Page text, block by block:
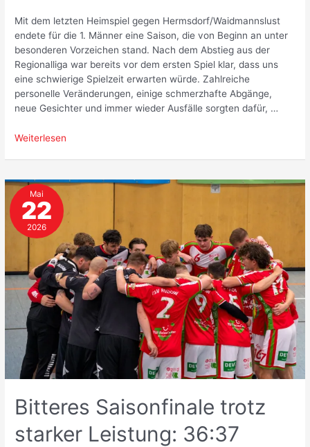
Mit dem letzten Heimspiel gegen Hermsdorf/Waidmannslust
endete für die 1. Männer eine Saison, die von Beginn an unter
besonderen Vorzeichen stand. Nach dem Abstieg aus der
Regionalliga war bereits vor dem ersten Spiel klar, dass uns
eine schwierige Spielzeit erwarten würde. Zahlreiche
personelle Veränderungen, einige schmerzhafte Abgänge,
neue Gesichter und immer wieder Ausfälle sorgten dafür, …
Saisonrückblick
Saison
des
Umbruchs
Weiterlesen
Mai
22
2026
Bitteres Saisonfinale trotz
starker Leistung: 36:37